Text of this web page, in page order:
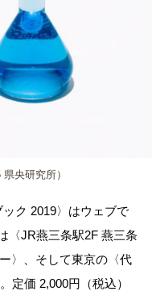
央研究所）
ック 2019〉はウェブで
〈JR燕三条駅2F 燕三条
〉、そして東京の〈代
定価 2,000円（税込）